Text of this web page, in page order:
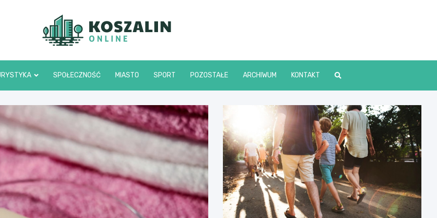
SPOŁECZNOŚĆ MIASTO SPORT POZOSTAŁE ARCHIWUM KONTAKT